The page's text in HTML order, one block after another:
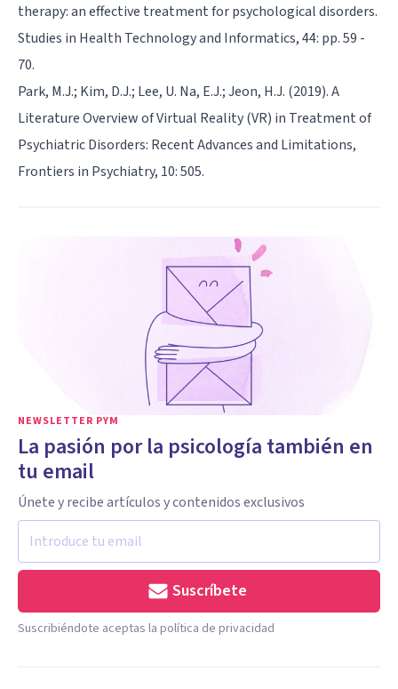
therapy: an effective treatment for psychological disorders.
Studies in Health Technology and Informatics, 44: pp. 59 -
70.
Park, M.J.; Kim, D.J.; Lee, U. Na, E.J.; Jeon, H.J. (2019). A
Literature Overview of Virtual Reality (VR) in Treatment of
Psychiatric Disorders: Recent Advances and Limitations,
Frontiers in Psychiatry, 10: 505.
NEWSLETTER PYM
La pasión por la psicología también en
tu email
Únete y recibe artículos y contenidos exclusivos
Suscríbete
Suscribiéndote aceptas la política de privacidad